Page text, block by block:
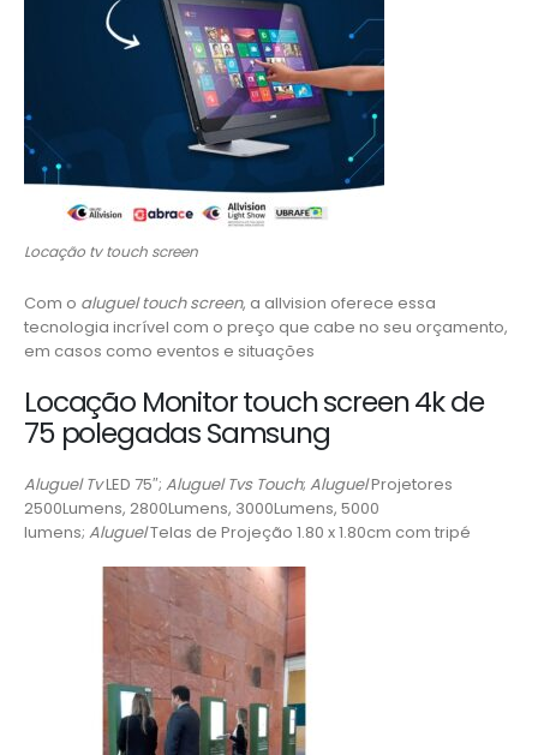
Locação tv touch screen
Com o aluguel touch screen, a allvision oferece essa
tecnologia incrível com o preço que cabe no seu orçamento,
em casos como eventos e situações
Locação Monitor touch screen 4k de
75 polegadas Samsung
Aluguel TvLED 75″; Aluguel Tvs Touch; AluguelProjetores
2500Lumens, 2800Lumens, 3000Lumens, 5000
lumens; AluguelTelas de Projeção 1.80 x 1.80cm com tripé